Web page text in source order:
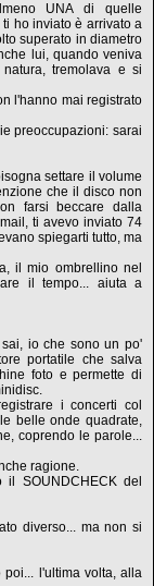
UNA di quelle
ho inviato è arrivato a
superato in diametro
lui, quando veniva
tremolava e si
l'hanno mai registrato
preoccupazioni: sarai
settare il volume
che il disco non
farsi beccare dalla
ti avevo inviato 74
spiegarti tutto, ma
il mio ombrellino nel
il tempo... aiuta a
io che sono un po'
portatile che salva
foto e permette di
i concerti col
belle onde quadrate,
coprendo le parole...
ragione.
SOUNDCHECK del
diverso... ma non si
poi... l'ultima volta, alla